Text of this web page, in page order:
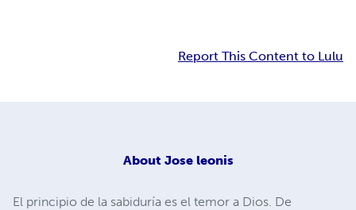
Report This Content to Lulu
About Jose leonis
El principio de la sabiduría es el temor a Dios. De